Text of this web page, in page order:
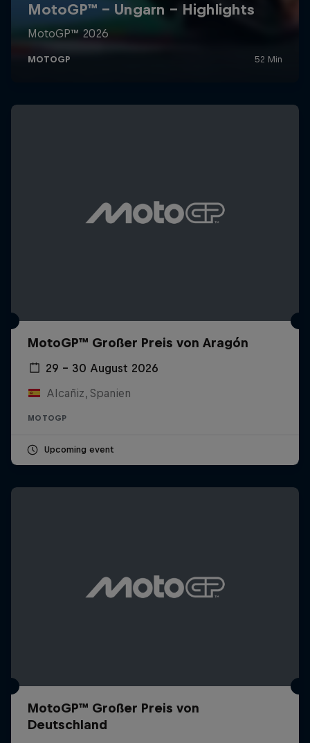
MotoGP™ Großer Preis von Aragón
29 – 30 August 2026
Alcañiz, Spanien
MOTOGP
Upcoming event
MotoGP™ Großer Preis von
Deutschland